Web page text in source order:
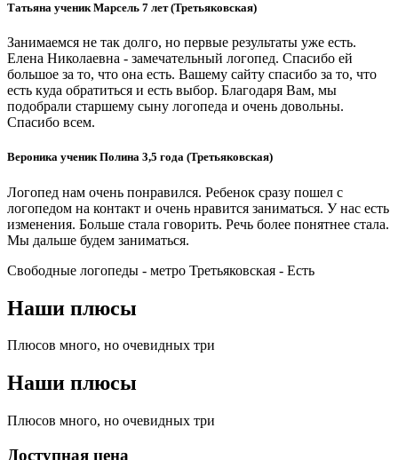
Татьяна ученик Марсель 7 лет (Третьяковская)
Занимаемся не так долго, но первые результаты уже есть.
Елена Николаевна - замечательный логопед. Спасибо ей
большое за то, что она есть. Вашему сайту спасибо за то, что
есть куда обратиться и есть выбор. Благодаря Вам, мы
подобрали старшему сыну логопеда и очень довольны.
Спасибо всем.
Вероника ученик Полина 3,5 года (Третьяковская)
Логопед нам очень понравился. Ребенок сразу пошел с
логопедом на контакт и очень нравится заниматься. У нас есть
изменения. Больше стала говорить. Речь более понятнее стала.
Мы дальше будем заниматься.
Свободные логопеды - метро Третьяковская - Есть
Наши плюсы
Плюсов много, но очевидных три
Наши плюсы
Плюсов много, но очевидных три
Доступная цена